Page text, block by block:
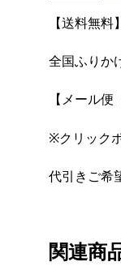
【送料無
全国ふりか
【メール
※クリック
代引きご希
関連商